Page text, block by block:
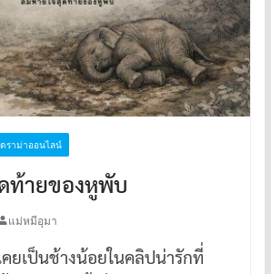
ดราม่าออนไลน์
ท้ายของหูพับ
แม่หมีอุมา
ยเป็นช้างน้อยในคลิปน่ารักที่